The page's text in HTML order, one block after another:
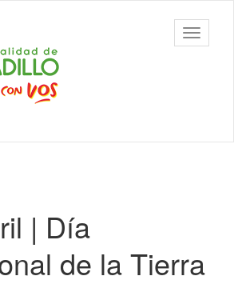
barra
| Día
de la Tierra